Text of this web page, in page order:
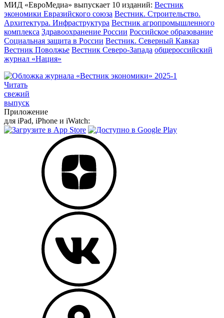
МИД «ЕвроМедиа» выпускает 10 изданий: Вестник
экономики Евразийского союза Вестник. Строительство.
Архитектура. Инфраструктура Вестник агропромышленного
комплекса Здравоохранение России Российское образование
Социальная защита в России Вестник. Северный Кавказ
Вестник Поволжье Вестник Северо-Запада общероссийский
журнал «Нация»
Читать
свежий
выпуск
Приложение
для iPad, iPhone и iWatch: